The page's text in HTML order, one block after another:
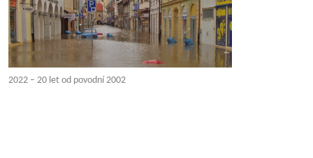
2022 – 20 let od povodní 2002